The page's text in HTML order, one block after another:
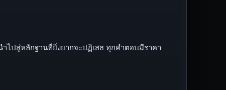
ไปสู่หลักฐานที่ยิ่งยากจะปฏิเสธ ทุกคำตอบมีราคา